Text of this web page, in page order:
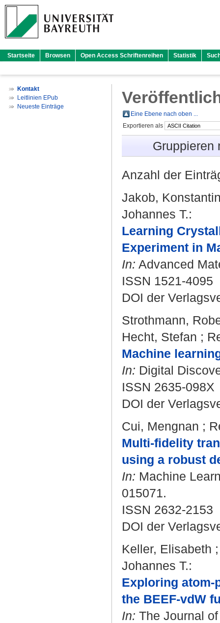
Startseite Browsen Open Access Schriftenreihen Statistik
Kontakt
Leitlinien EPub
Neueste Einträge
Eine Ebene nach oben ...
Exportieren als
Anzahl der
Jakob,
Johannes T.:
Learning
Experiment in
In: Advanced
ISSN 1521-4095
DOI der
Strothmann,
Hecht, Stefan ;
Machine
In: Digital
ISSN 2635-098X
DOI der
Cui, Mengnan ;
Multi-fidelity
using a robust
In: Machine
015071.
ISSN 2632-2153
DOI der
Keller, Elisabeth
Johannes T.:
Exploring
the BEEF-vdW
In: The Journal